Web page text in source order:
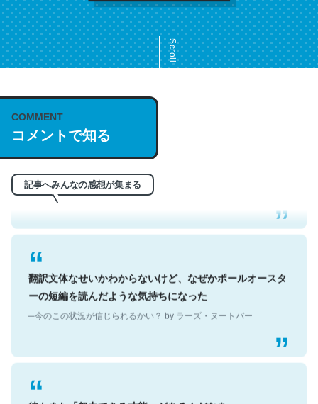
Scroll
COMMENT
コメントで知る
記事へみんなの感想が集まる
これは名文。彼はとてもクレバーなんだろうなと凄く思
う。英語少しでも読める人は原文もお勧め。自分はこの流
れ好き。Let’s Fucking Go. Then Covid hit. Shit.
─今のこの状況が信じられるかい？ by ラーズ・ヌートバー
翻訳文体なせいかわからないけど、なぜかポールオースタ
ーの短編を読んだような気持ちになった
─今のこの状況が信じられるかい？ by ラーズ・ヌートバー
彼もまた「努力できる才能」があるんだなあ